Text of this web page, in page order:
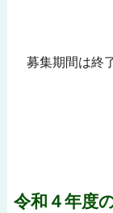
募集期間は
令和４年度